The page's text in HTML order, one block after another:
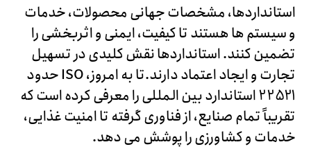
استانداردها، مشخصات جهانی محصولات، خدمات
و سیستم ها هستند تا کیفیت، ایمنی و اثربخشی را
تضمین کنند. استانداردها نقش کلیدی در تسهیل
تجارت و ایجاد اعتماد دارند.تا به امروز، ISO حدود
22521 استاندارد بین المللی را معرفی کرده است که
تقریباً تمام صنایع، از فناوری گرفته تا امنیت غذایی،
خدمات و کشاورزی را پوشش می دهد.